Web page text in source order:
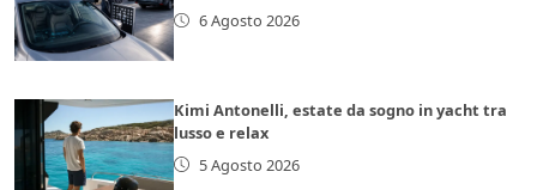
6 Agosto 2026
Kimi Antonelli, estate da sogno in yacht tra
lusso e relax
5 Agosto 2026